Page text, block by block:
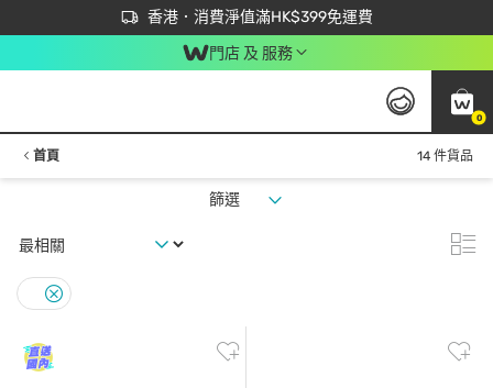
香港．消費淨值滿HK$399免運費
立即成為易賞錢會員盡享獨家優惠
首次APP下單買滿$450 輸入 NEWAPP 即減$50
門店 及 服務
0
首頁 14 件貨品
篩選